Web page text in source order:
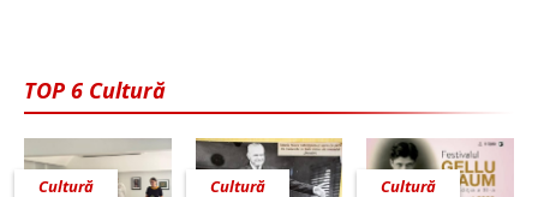
TOP 6 Cultură
Cultură Cultură Cultură